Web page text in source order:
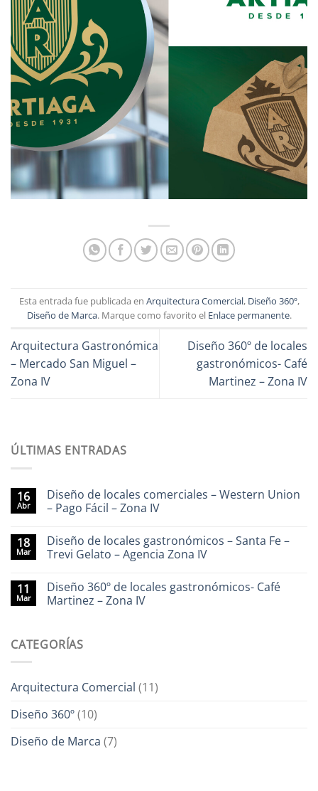
Esta entrada fue publicada en Arquitectura Comercial, Diseño 360º,
Diseño de Marca. Marque como favorito el Enlace permanente.
Arquitectura Gastronómica
– Mercado San Miguel –
Zona IV
Diseño 360º de locales
gastronómicos- Café
Martinez – Zona IV
ÚLTIMAS ENTRADAS
16
Abr
Diseño de locales comerciales – Western Union
– Pago Fácil – Zona IV
18
Mar
Diseño de locales gastronómicos – Santa Fe –
Trevi Gelato – Agencia Zona IV
11
Mar
Diseño 360º de locales gastronómicos- Café
Martinez – Zona IV
CATEGORÍAS
Arquitectura Comercial (11)
Diseño 360º(10)
Diseño de Marca (7)